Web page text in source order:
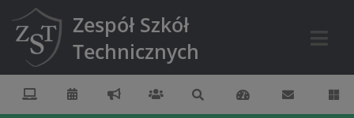
Zespół Szkół
Technicznych